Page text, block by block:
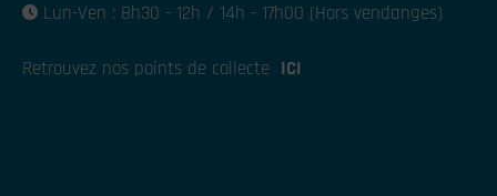
Lun-Ven : 8h30 - 12h / 14h - 17h00 (Hors vendanges)
Retrouvez nos points de collecte ICI